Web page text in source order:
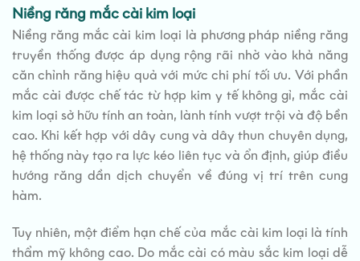
Niềng răng mắc cài kim loại
Niềng răng mắc cài kim loại là phương pháp niềng răng
truyền thống được áp dụng rộng rãi nhờ vào khả năng
căn chỉnh răng hiệu quả với mức chi phí tối ưu. Với phần
mắc cài được chế tác từ hợp kim y tế không gỉ, mắc cài
kim loại sở hữu tính an toàn, lành tính vượt trội và độ bền
cao. Khi kết hợp với dây cung và dây thun chuyên dụng,
hệ thống này tạo ra lực kéo liên tục và ổn định, giúp điều
hướng răng dần dịch chuyển về đúng vị trí trên cung
hàm.
Tuy nhiên, một điểm hạn chế của mắc cài kim loại là tính
thẩm mỹ không cao. Do mắc cài có màu sắc kim loại dễ